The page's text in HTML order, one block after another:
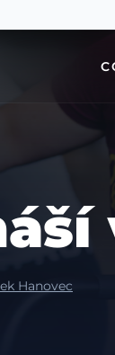
Hanovec